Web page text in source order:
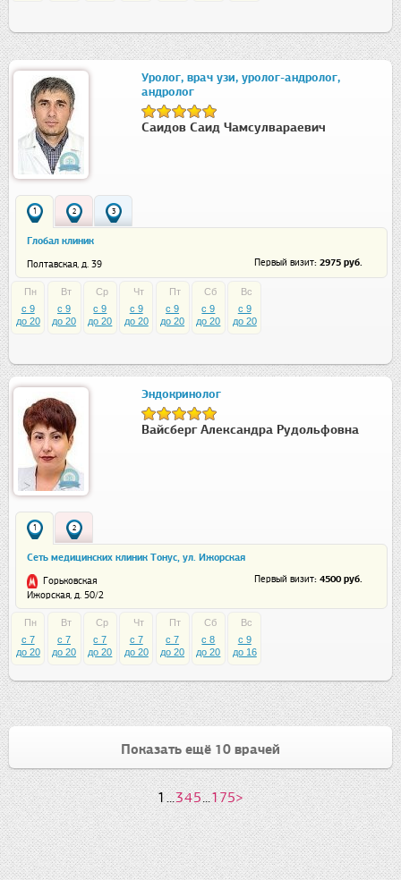
Уролог, врач узи, уролог-андролог,
андролог
Саидов Саид Чамсулвараевич
1 2 3
Глобал клиник
Полтавская, д. 39 Первый визит: 2975 руб.
Пн
c 9
до 20
Вт
c 9
до 20
Ср
c 9
до 20
Чт
c 9
до 20
Пт
c 9
до 20
Сб
c 9
до 20
Вс
c 9
до 20
Эндокринолог
Вайсберг Александра Рудольфовна
1 2
Сеть медицинских клиник Тонус, ул. Ижорская
Горьковская
Ижорская, д. 50/2
Первый визит: 4500 руб.
Пн
c 7
до 20
Вт
c 7
до 20
Ср
c 7
до 20
Чт
c 7
до 20
Пт
c 7
до 20
Сб
c 8
до 20
Вс
c 9
до 16
Показать ещё 10 врачей
1...345...175>